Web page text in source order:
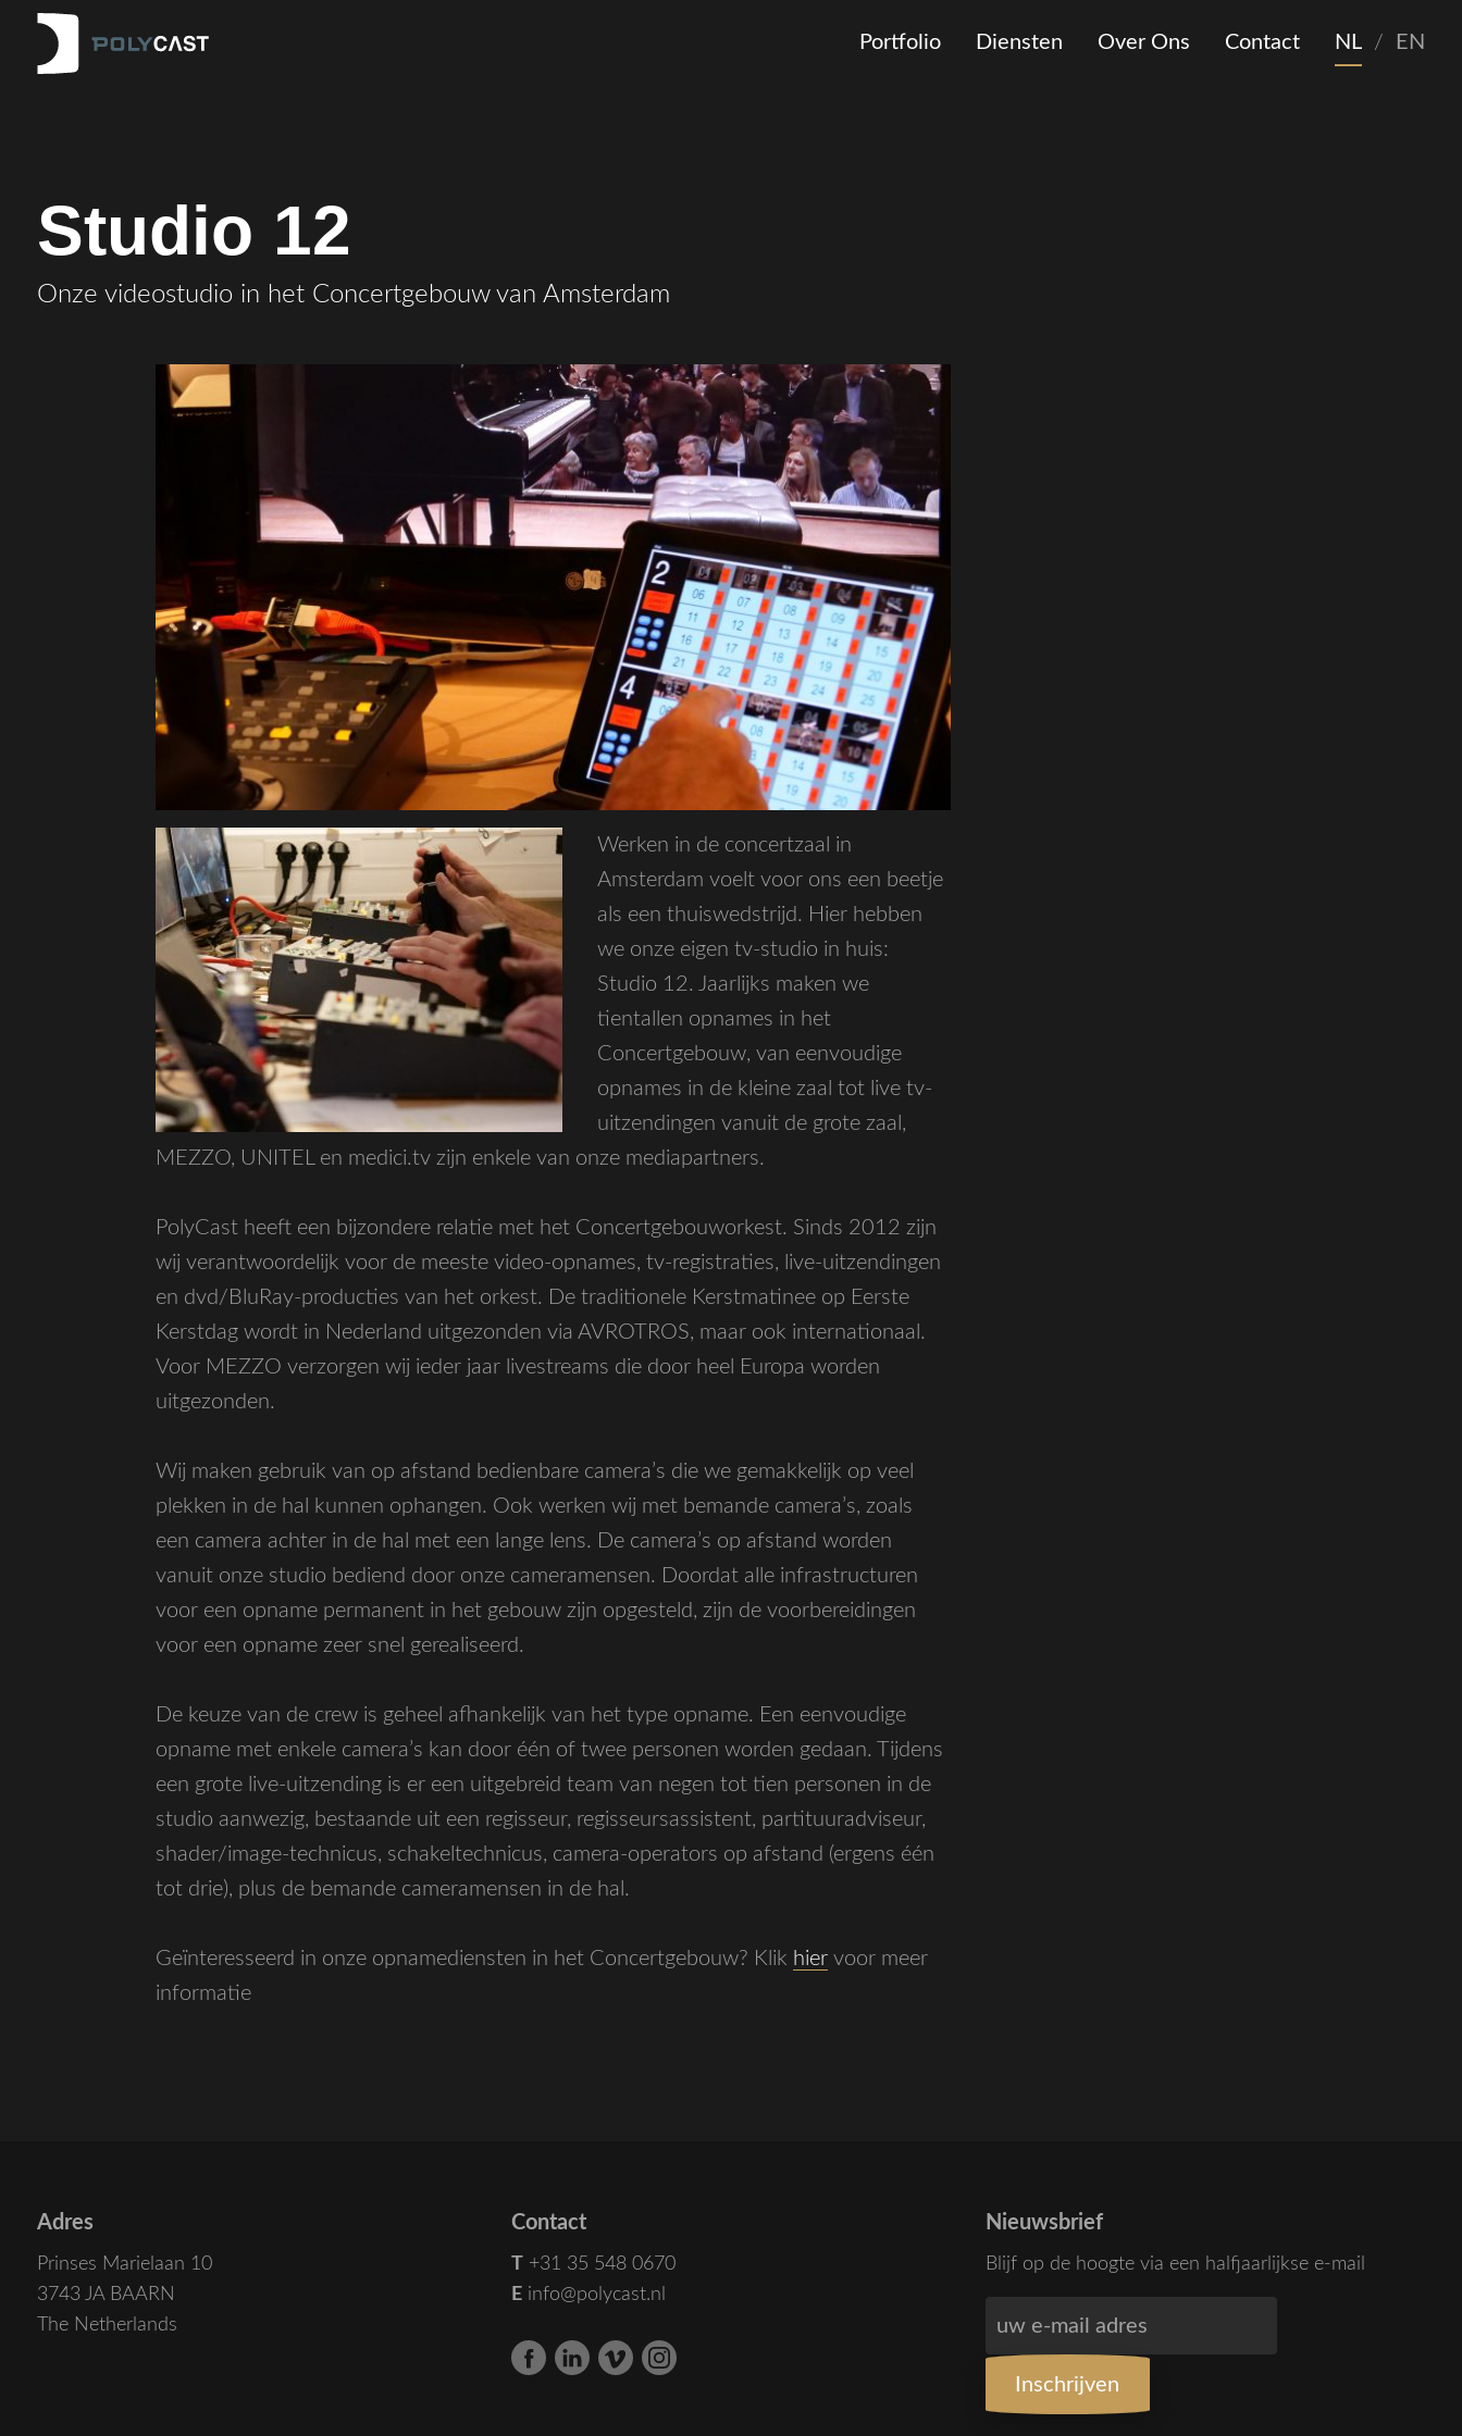
Portfolio Diensten Over Ons Contact NL / EN
Studio 12
Onze videostudio in het Concertgebouw van Amsterdam
Werken in de concertzaal in
Amsterdam voelt voor ons een beetje
als een thuiswedstrijd. Hier hebben
we onze eigen tv-studio in huis:
Studio 12. Jaarlijks maken we
tientallen opnames in het
Concertgebouw, van eenvoudige
opnames in de kleine zaal tot live tv-
uitzendingen vanuit de grote zaal,
MEZZO, UNITEL en medici.tv zijn enkele van onze mediapartners.
PolyCast heeft een bijzondere relatie met het Concertgebouworkest. Sinds 2012 zijn
wij verantwoordelijk voor de meeste video-opnames, tv-registraties, live-uitzendingen
en dvd/BluRay-producties van het orkest. De traditionele Kerstmatinee op Eerste
Kerstdag wordt in Nederland uitgezonden via AVROTROS, maar ook internationaal.
Voor MEZZO verzorgen wij ieder jaar livestreams die door heel Europa worden
uitgezonden.
Wij maken gebruik van op afstand bedienbare camera’s die we gemakkelijk op veel
plekken in de hal kunnen ophangen. Ook werken wij met bemande camera’s, zoals
een camera achter in de hal met een lange lens. De camera’s op afstand worden
vanuit onze studio bediend door onze cameramensen. Doordat alle infrastructuren
voor een opname permanent in het gebouw zijn opgesteld, zijn de voorbereidingen
voor een opname zeer snel gerealiseerd.
De keuze van de crew is geheel afhankelijk van het type opname. Een eenvoudige
opname met enkele camera’s kan door één of twee personen worden gedaan. Tijdens
een grote live-uitzending is er een uitgebreid team van negen tot tien personen in de
studio aanwezig, bestaande uit een regisseur, regisseursassistent, partituuradviseur,
shader/image-technicus, schakeltechnicus, camera-operators op afstand (ergens één
tot drie), plus de bemande cameramensen in de hal.
Geïnteresseerd in onze opnamediensten in het Concertgebouw? Klik hiervoor meer
informatie
Adres
Prinses Marielaan 10
3743 JA BAARN
The Netherlands
Contact
T +31 35 548 0670
E info@polycast.nl
Nieuwsbrief
Blijf op de hoogte via een halfjaarlijkse e-mail